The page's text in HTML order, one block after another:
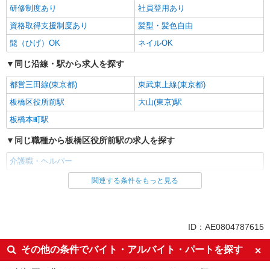
【介護福祉士】 月給：305,300円 年収例：410
万円〜 ※下記毎月平均的に支払われる手当を含み
ます。 ・職務手当 ・特別職務手当 ・特別地域手
当 ・（東京都）居住支援特別手当 ・働きがい向上
手当 ・特別夜勤手当 ・日祝手当（月平均2回分）
・夜勤手当（月平均5回分） ※居住支援特別手当
は勤続5年目までの方はさらに1万円支給（再入社
業時は別途時間外手当支給（超過1分〜）
東京都板橋区赤塚新町2-7-16
キープ
正社員
SOMPOケア ラヴィーレ高島平/5004aa1
介護スタッフ
【実務者研修】 月給：269,500円 年収例：364
万円〜 【初任者研修・無資格】 月給：259,800円
当を含みます。 ※居住支援特別手当は勤続5年目
までの方はさらに1万円支給（再入社は除く） ◎
東京都板橋区坂下3-5-2
詳細を見る
【介護福祉士】 月給：305,300円 年収例：410
研修制度あり
社員登用あり
資格取得支援制度あり
髪型・髪色自由
髭（ひげ）OK
ネイルOK
同じ沿線・駅から求人を探す
都営三田線(東京都)
東武東上線(東京都)
板橋区役所前駅
大山(東京)駅
板橋本町駅
同じ職種から板橋区役所前駅の求人を探す
介護職・ヘルパー
同じ雇用形態から板橋区役所前駅の求人を探す
入社日応相談
即日勤務OK
友達と応募OK
職場見学OKまたは説明会あり
関連する条件をもっと見る
ID：AE0804787615
その他の条件でバイト・アルバイト・パートを探す